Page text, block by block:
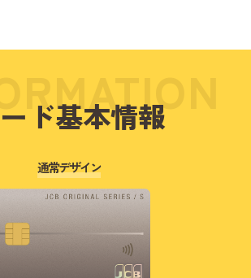
ド基本情報
通常デザイン